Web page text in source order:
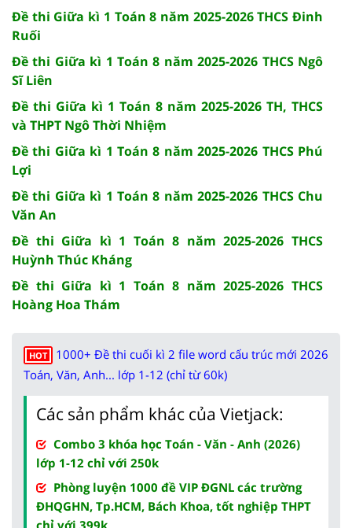
Đề thi Giữa kì 1 Toán 8 năm 2025-2026 THCS Đinh
Ruối
Đề thi Giữa kì 1 Toán 8 năm 2025-2026 THCS Ngô
Sĩ Liên
Đề thi Giữa kì 1 Toán 8 năm 2025-2026 TH, THCS
và THPT Ngô Thời Nhiệm
Đề thi Giữa kì 1 Toán 8 năm 2025-2026 THCS Phú
Lợi
Đề thi Giữa kì 1 Toán 8 năm 2025-2026 THCS Chu
Văn An
Đề thi Giữa kì 1 Toán 8 năm 2025-2026 THCS
Huỳnh Thúc Kháng
Đề thi Giữa kì 1 Toán 8 năm 2025-2026 THCS
Hoàng Hoa Thám
HOT
1000+ Đề thi cuối kì 2 file word cấu trúc mới 2026
Toán, Văn, Anh... lớp 1-12 (chỉ từ 60k)
Các sản phẩm khác của Vietjack:
Combo 3 khóa học Toán - Văn - Anh (2026)
lớp 1-12 chỉ với 250k
Phòng luyện 1000 đề VIP ĐGNL các trường
ĐHQGHN, Tp.HCM, Bách Khoa, tốt nghiệp THPT
chỉ với 399k